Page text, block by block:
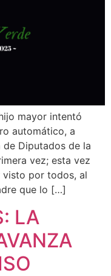
mayor intentó
automático, a
Diputados de la
vez; esta vez
visto por todos, al
que lo […]
LA